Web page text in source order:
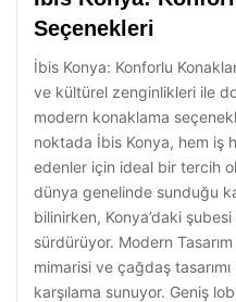
Seçenekleri
İbis Konya: Konforlu
ve kültürel zenginlikleri ile
modern konaklama
noktada İbis Konya, hem iş
edenler için ideal bir tercih
dünya genelinde sunduğu
bilinirken, Konya’daki
sürdürüyor. Modern
mimarisi ve çağdaş
karşılama sunuyor. Geniş